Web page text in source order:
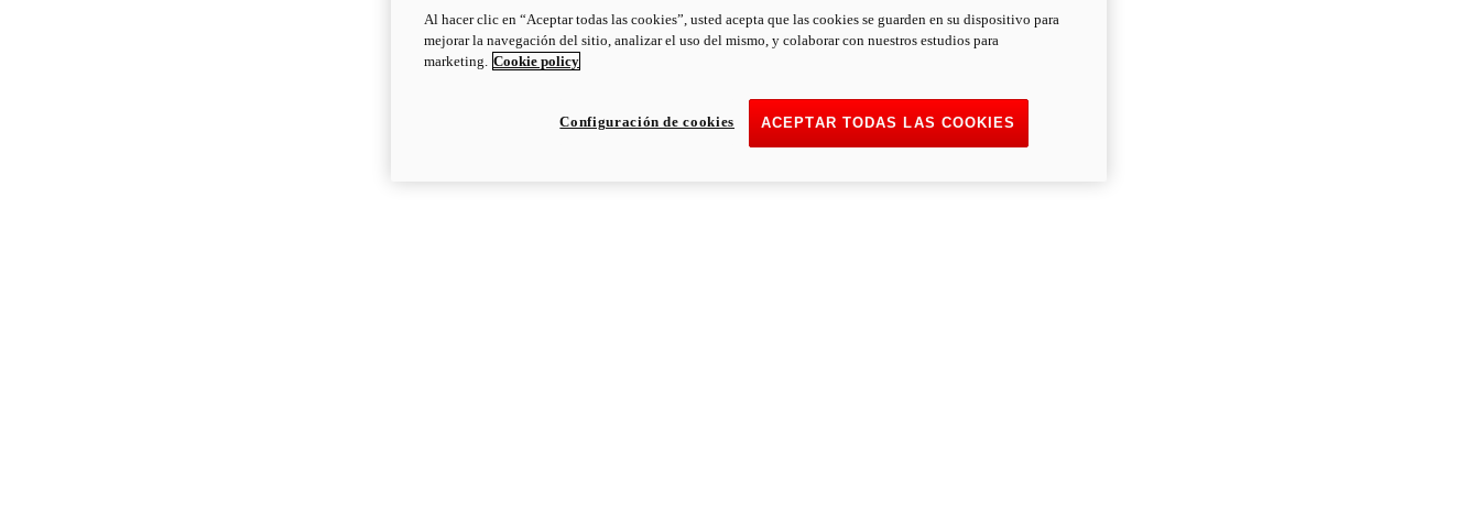
Al hacer clic en “Aceptar todas las cookies”, usted acepta que las cookies se guarden en su dispositivo para
mejorar la navegación del sitio, analizar el uso del mismo, y colaborar con nuestros estudios para
marketing. Cookie policy
ACEPTAR TODAS LAS COOKIES
Configuración de cookies